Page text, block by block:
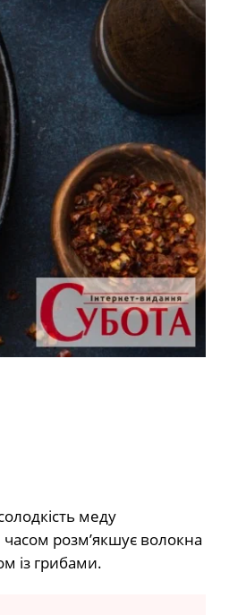
меду
часом розм’якшує волокна
із грибами.